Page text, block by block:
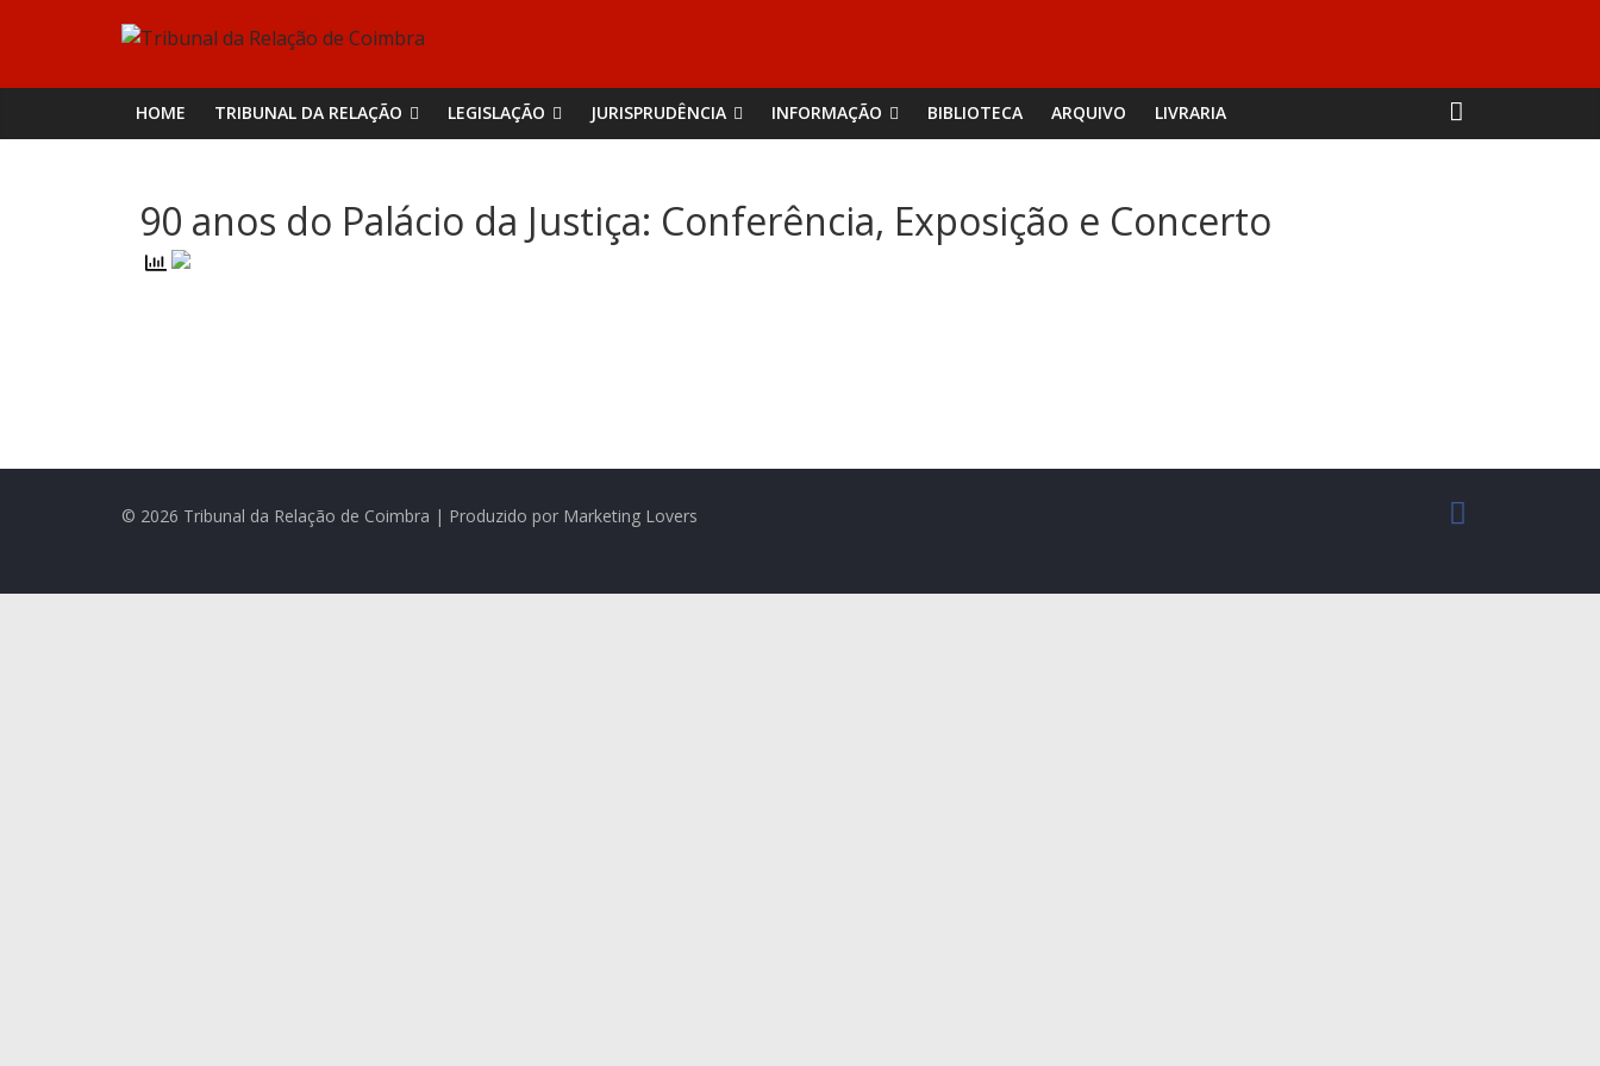
Tribunal
da
Relação
de
HOME TRIBUNAL DA RELAÇÃO LEGISLAÇÃO JURISPRUDÊNCIA INFORMAÇÃO BIBLIOTECA ARQUIVO LIVRARIA
90 anos do Palácio da Justiça: Conferência, Exposição e Concerto
© 2026 Tribunal da Relação de Coimbra | Produzido por Marketing Lovers